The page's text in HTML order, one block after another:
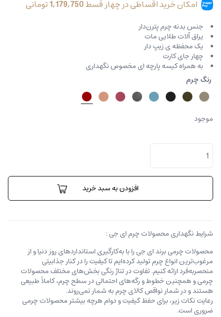
امکان خرید اقساطی در چهار قسط1,179,750تومانی
جنس بدنه چرم پترن‌دار
یراق آلات طلایی مات
یک محفظه ی زیپ دار
چهار جای کارت
به همراه کیسه پارچه ای مخصوص نگهداری
رنگ چرم
موجود
جاکارتی
نیکولتا
عدد
افزودن به سبد خرید
شرایط نگهداری محصولات چرم ای جی :
محصولات چرمی برند ای جی را با به‌کارگیری استانداردهای روز دنیا و از
مرغوب‌ترین انواع چرم تولید کرده‌ایم تا کیفیت را در کنار جذابیتی
منحصربه‌فرد ارائه کنیم. تفاوت در تناژ رنگی بخش‌های مختلف محصولات
چرمی و همچنین خطوط و رگه‌‌های احتمالی در سطح چرم، کاملاً طبیعی
هستند و در شمار نواقص کالای چرم به شمار نمی‌روند.
رعایت نکات زیر، برای حفظ کیفیت و دوام هرچه بیشتر محصولات چرمی
ضروری است.